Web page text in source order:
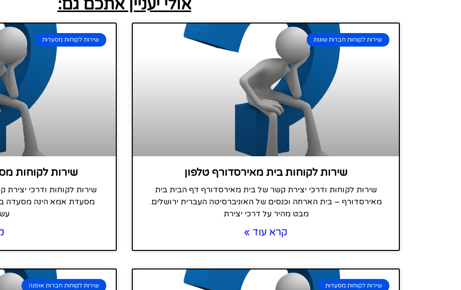
אולי יעניין אתכם גם:
שירות לקוחות חברות שונות
שירות לקוחות בית מאירסדורף טלפון
שירות לקוחות ודרכי יצירת קשר של בית מאירסדורף דף הבית בית
מאירסדורף – בית הארחה וכנסים של האוניברסיטה העברית ירושלים.
מבט מהיר על דרכי יצירת
קרא עוד »
שירות לקוחות מסעדות
שירות לקוחות
שירות לקוחות ודרכי
מסעדת אמא הינה מסעדה
שירות לקוחות מסעדות שירות לקוחות חברות אופנה